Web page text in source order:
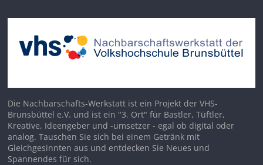
Die Nachbarschafts-Werkstatt ist ein Projekt der VHS-
Brunsbüttel e.V. und ist ein "3. Ort" für Bastler, Tüftler,
Kreative, Ideengeber und -umsetzer - egal ob digital oder
analog. Tauschen Sie sich bei einem Getränk mit
Gleichgesinnten aus und entdecken Sie Neues und
Spannendes für sich.